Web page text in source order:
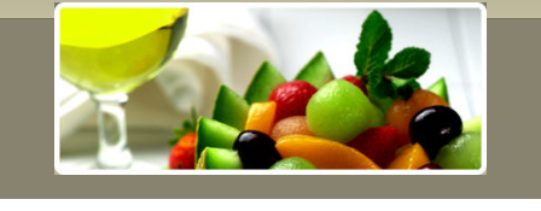
помидорах
Кабачок
фаршированный
грибами
Капуста
тушенная с